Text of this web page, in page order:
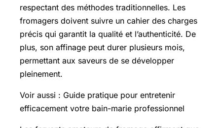
respectant des méthodes traditionnelles. Les
fromagers doivent suivre un cahier des charges
précis qui garantit la qualité et l’authenticité. De
plus, son affinage peut durer plusieurs mois,
permettant aux saveurs de se développer
pleinement.
Voir aussi : Guide pratique pour entretenir
efficacement votre bain-marie professionnel